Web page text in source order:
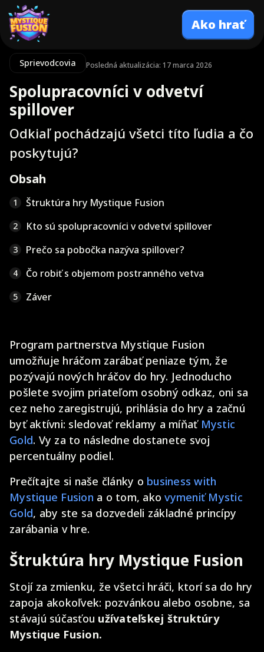
Ako hrať
Sprievodcovia Posledná aktualizácia: 17 marca 2026
Spolupracovníci v odvetví
spillover
Odkiaľ pochádzajú všetci títo ľudia a čo
poskytujú?
Obsah
1 Štruktúra hry Mystique Fusion
2 Kto sú spolupracovníci v odvetví spillover
3 Prečo sa pobočka nazýva spillover?
4 Čo robiť s objemom postranného vetva
5 Záver
Program partnerstva Mystique Fusion
umožňuje hráčom zarábať peniaze tým, že
pozývajú nových hráčov do hry. Jednoducho
pošlete svojim priateľom osobný odkaz, oni sa
cez neho zaregistrujú, prihlásia do hry a začnú
byť aktívni: sledovať reklamy a míňať Mystic
Gold. Vy za to následne dostanete svoj
percentuálny podiel.
Prečítajte si naše články o business with
Mystique Fusion a o tom, akovymeniť Mystic
Gold, aby ste sa dozvedeli základné princípy
zarábania v hre.
Štruktúra hry Mystique Fusion
Stojí za zmienku, že všetci hráči, ktorí sa do hry
zapoja akokoľvek: pozvánkou alebo osobne, sa
stávajú súčasťou užívateľskej štruktúry
Mystique Fusion.